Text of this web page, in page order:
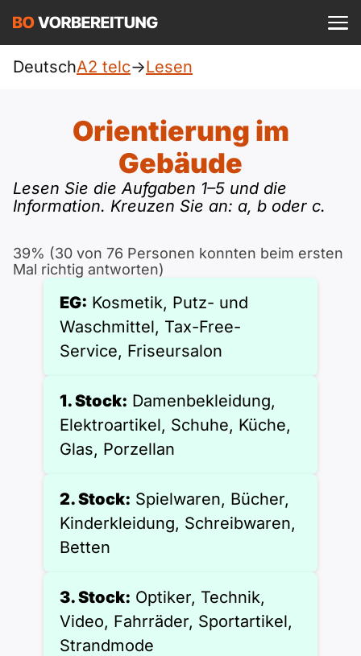
telc
Allgemein
Beruf
Goethe
ÖSD
Pflege (telc)
Deutsch
Englisch
Ukrainisch
Russisch
Polnisch
A1 DTZ
A1 telc
A1 Goethe
A1 ÖIF
A2 Allgemein
A2 DTZ
A2 telc
A2 Goethe
A2 ÖIF
B1
B1 Allgemein
B1 DTZ
B1 Beruf
B1 telc
B1 Goethe
B1 ÖIF
B1 ÖSD
B1 Pflege (telc)
B2
B2 Allgemein
B2 Beruf
B2 telc
B2 Goethe
B2 Pflege (telc)
Webinare
Mehr Tools
Online-Kurse
Einbürgerungstest
Spiele
Lebenslauf erstellen
Einloggen ist kostenlos?
DeutschA2 telc->Lesen
Orientierung im
Gebäude
Lesen Sie die Aufgaben 1–5 und die
Information. Kreuzen Sie an: a, b oder c.
39% (30 von 76 Personen konnten beim ersten
Mal richtig antworten)
EG: Kosmetik, Putz- und
Waschmittel, Tax-Free-
Service, Friseursalon
1. Stock: Damenbekleidung,
Elektroartikel, Schuhe, Küche,
Glas, Porzellan
2. Stock: Spielwaren, Bücher,
Kinderkleidung, Schreibwaren,
Betten
3. Stock: Optiker, Technik,
Video, Fahrräder, Sportartikel,
Strandmode